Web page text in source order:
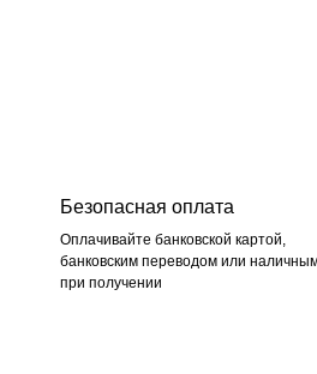
Безопасная оплата
Оплачивайте банковской картой,
банковским переводом или
при получении